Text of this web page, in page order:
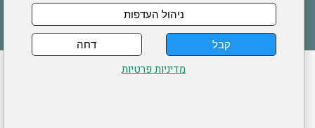
קבל דחה
ניהול העדפות
מדיניות פרטיות
בריאות
הצהרת נגישות לעדכון פרטים אישיים